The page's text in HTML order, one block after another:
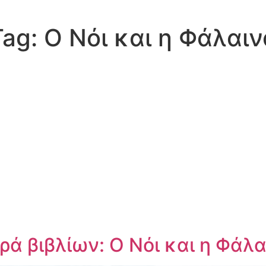
Ο Νόι και η
βιβλίων: Ο Νόι και η